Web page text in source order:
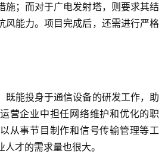
施；而对于广电发射塔，则要求其结
风能力。项目完成后，还需进行严格
既能投身于通信设备的研发工作，助
营企业中担任网络维护和优化的职
从事节目制作和信号传输管理等工
才的需求量也很大。